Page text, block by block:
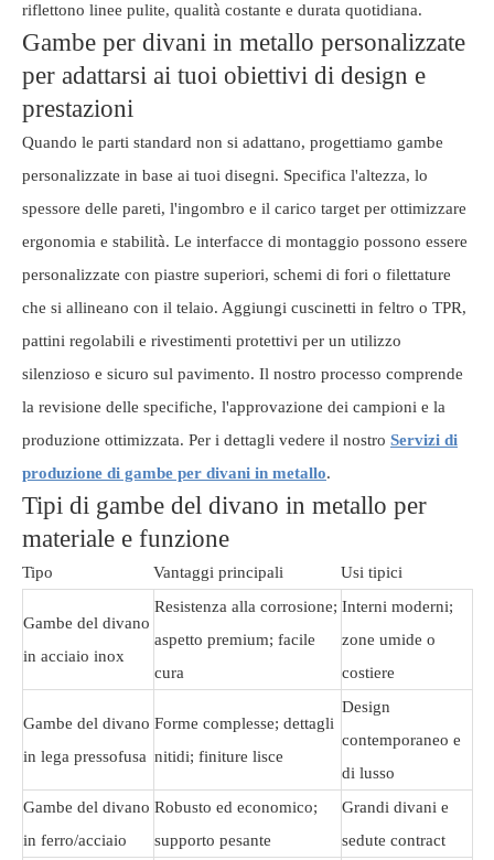
riflettono linee pulite, qualità costante e durata quotidiana.
Gambe per divani in metallo personalizzate
per adattarsi ai tuoi obiettivi di design e
prestazioni
Quando le parti standard non si adattano, progettiamo gambe
personalizzate in base ai tuoi disegni. Specifica l'altezza, lo
spessore delle pareti, l'ingombro e il carico target per ottimizzare
ergonomia e stabilità. Le interfacce di montaggio possono essere
personalizzate con piastre superiori, schemi di fori o filettature
che si allineano con il telaio. Aggiungi cuscinetti in feltro o TPR,
pattini regolabili e rivestimenti protettivi per un utilizzo
silenzioso e sicuro sul pavimento. Il nostro processo comprende
la revisione delle specifiche, l'approvazione dei campioni e la
produzione ottimizzata. Per i dettagli vedere il nostro Servizi di
produzione di gambe per divani in metallo.
Tipi di gambe del divano in metallo per
materiale e funzione
Tipo Vantaggi principali Usi tipici
Gambe del divano
in acciaio inox
Resistenza alla corrosione;
aspetto premium; facile
cura
Interni moderni;
zone umide o
costiere
Gambe del divano
in lega pressofusa
Forme complesse; dettagli
nitidi; finiture lisce
Design
contemporaneo e
di lusso
Gambe del divano
in ferro/acciaio
Robusto ed economico;
supporto pesante
Grandi divani e
sedute contract